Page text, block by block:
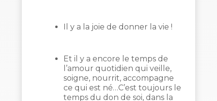
Il y a la joie de donner la vie !
Et il y a encore le temps de
l’amour quotidien qui veille,
soigne, nourrit, accompagne
ce qui est né…C’est toujours le
temps du don de soi, dans la